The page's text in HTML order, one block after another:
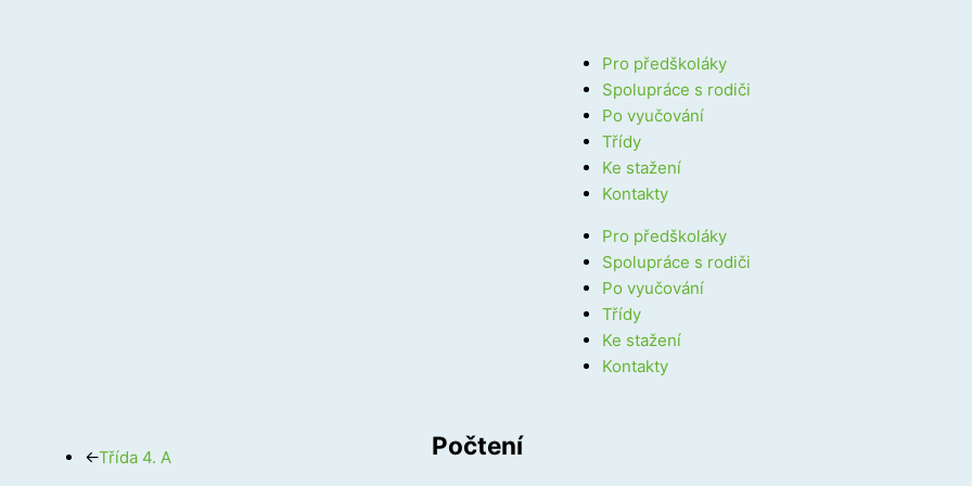
Pro předškoláky
Spolupráce s rodiči
Po vyučování
Třídy
Ke stažení
Kontakty
Pro předškoláky
Spolupráce s rodiči
Po vyučování
Třídy
Ke stažení
Kontakty
←Třída 4. A Počtení